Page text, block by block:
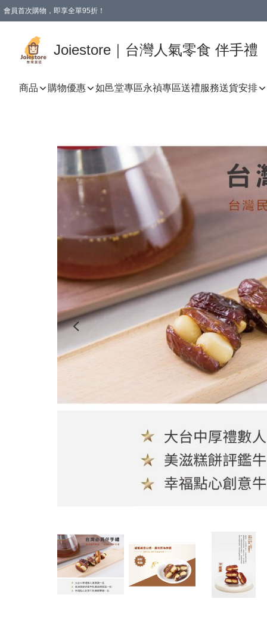
會員首次購物，即享全單95折！
Joiestore｜台灣人氣零食 伴手禮
商品 購物優惠 如邑堂專區永禎專區送禮服務送貨安排